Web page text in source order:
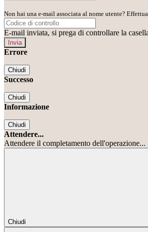
Non hai una e-mail associata al nome utente?
E-mail inviata, si prega di controllare la
Errore
Chiudi
Successo
Chiudi
Informazione
Chiudi
Attendere...
Attendere il completamento dell'operazione...
Chiudi